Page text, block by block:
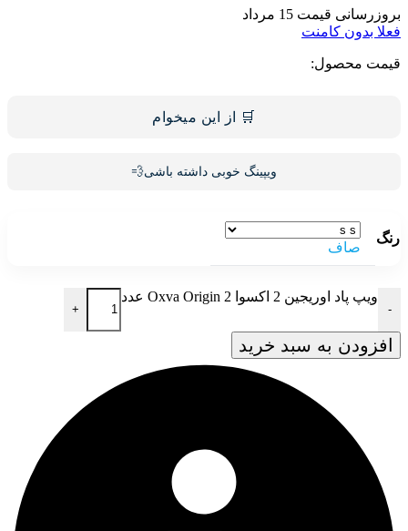
بروزرسانی قیمت 15 مرداد
فعلا بدون کامنت
قیمت محصول:
🛒 از این میخوام
ویپینگ خوبی داشته باشی💨
رنگ
صاف
-
ویپ پاد اوریجین 2 اکسوا Oxva Origin 2 عدد
+
افزودن به سبد خرید